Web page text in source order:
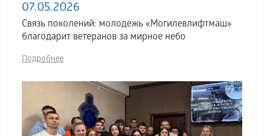
07.05.2026
Связь поколений: молодежь «Могилевлифтмаш»
благодарит ветеранов за мирное небо
Подробнее